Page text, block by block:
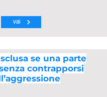
vai
se una parte
contrapporsi